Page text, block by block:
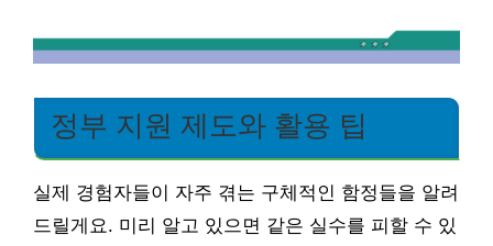
정부 지원 제도와 활용 팁
실제 경험자들이 자주 겪는 구체적인 함정들을 알려
드릴게요. 미리 알고 있으면 같은 실수를 피할 수 있